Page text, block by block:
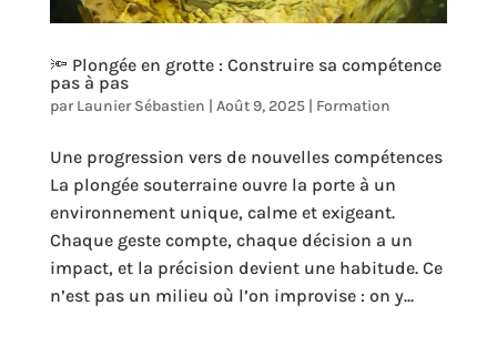
🔦 Plongée en grotte : Construire sa compétence
pas à pas
par Launier Sébastien | Août 9, 2025| Formation
Une progression vers de nouvelles compétences
La plongée souterraine ouvre la porte à un
environnement unique, calme et exigeant.
Chaque geste compte, chaque décision a un
impact, et la précision devient une habitude. Ce
n’est pas un milieu où l’on improvise : on y...